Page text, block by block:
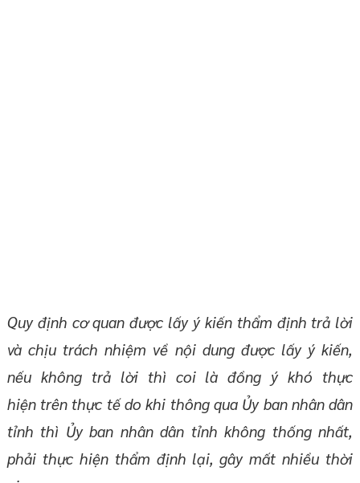
Quy định cơ quan được lấy ý kiến thẩm định trả lời
và chịu trách nhiệm về nội dung được lấy ý kiến,
nếu không trả lời thì coi là đồng ý khó thực
hiện trên thực tế dokhi thông qua Ủy ban nhân dân
tỉnh thì Ủy ban nhân dân tỉnhkhông thống nhất,
phải thực hiện thẩm định lại, gây mất nhiều thời